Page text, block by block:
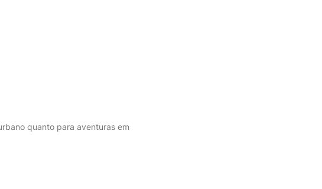
quanto para aventuras em